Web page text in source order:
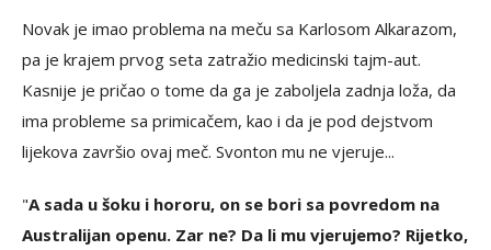
Novak je imao problema na meču sa Karlosom Alkarazom,
pa je krajem prvog seta zatražio medicinski tajm-aut.
Kasnije je pričao o tome da ga je zaboljela zadnja loža, da
ima probleme sa primicačem, kao i da je pod dejstvom
lijekova završio ovaj meč. Svonton mu ne vjeruje...
"A sada u šoku i hororu, on se bori sa povredom na
Australijan openu. Zar ne? Da li mu vjerujemo? Rijetko,